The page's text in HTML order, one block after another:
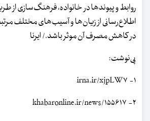
روابط و پیوندها در خانواده، فرهنگ‌سازی از
اطلاع‌رسانی از زیان‌ها و آسیب‌های مختلف
در کاهش مصرف آن موثر باشد./ ایرنا
پی‌نوشت:
۱- irna.ir/xjpLW۷
۲- khabaronline.ir/news/۱۵۵۶۱۷